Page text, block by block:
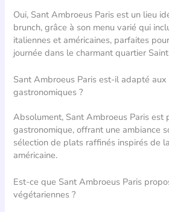
Oui, Sant Ambroeus Paris est un lieu
brunch, grâce à son menu varié qui
italiennes et américaines, parfaites
journée dans le charmant quartier
Sant Ambroeus Paris est-il adapté aux
gastronomiques ?
Absolument, Sant Ambroeus Paris est
gastronomique, offrant une ambiance
sélection de plats raffinés inspirés de
américaine.
Est-ce que Sant Ambroeus Paris
végétariennes ?